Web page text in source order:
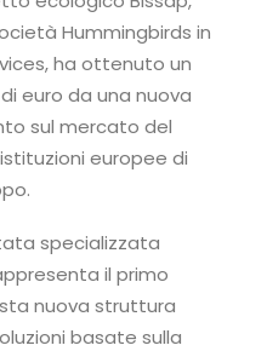
Hummingbirds in
ha ottenuto un
euro da una nuova
sul mercato del
europee di
specializzata
il primo
nuova struttura
basate sulla